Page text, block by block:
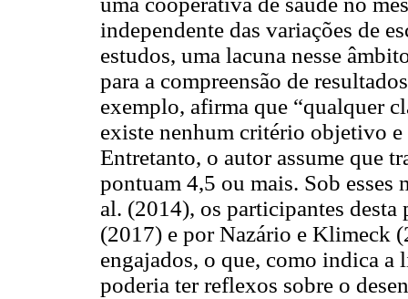
independente das variações de
estudos, uma lacuna nesse
para a compreensão de
exemplo, afirma que “qualquer
existe nenhum critério objetivo
Entretanto, o autor assume que
pontuam 4,5 ou mais. Sob
al. (2014), os participantes desta
(2017) e por Nazário e Klimeck
engajados, o que, como indica a
poderia ter reflexos sobre o